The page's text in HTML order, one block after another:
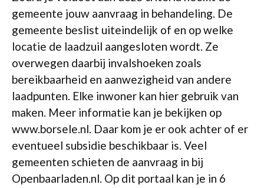
gemeente jouw aanvraag in behandeling. De
gemeente beslist uiteindelijk of en op welke
locatie de laadzuil aangesloten wordt. Ze
overwegen daarbij invalshoeken zoals
bereikbaarheid en aanwezigheid van andere
laadpunten. Elke inwoner kan hier gebruik van
maken. Meer informatie kan je bekijken op
www.borsele.nl. Daar kom je er ook achter of er
eventueel subsidie beschikbaar is. Veel
gemeenten schieten de aanvraag in bij
Openbaarladen.nl. Op dit portaal kan je in 6